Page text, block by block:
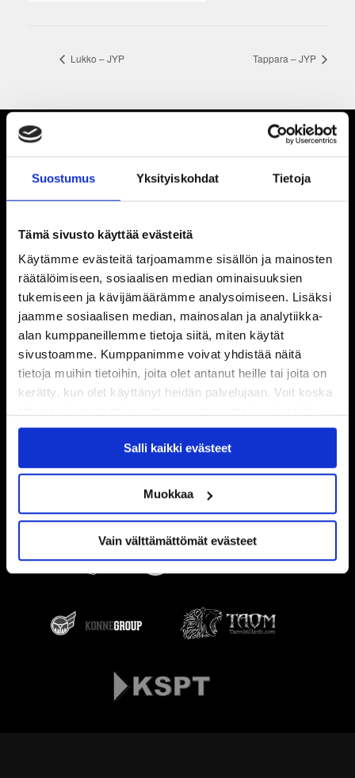
Suostumus Yksityiskohdat Tietoja
Tämä sivusto käyttää evästeitä
Käytämme evästeitä tarjoamamme sisällön ja mainosten
räätälöimiseen, sosiaalisen median ominaisuuksien
tukemiseen ja kävijämäärämme analysoimiseen. Lisäksi
jaamme sosiaalisen median, mainosalan ja analytiikka-
alan kumppaneillemme tietoja siitä, miten käytät
sivustoamme. Kumppanimme voivat yhdistää näitä
tietoja muihin tietoihin, joita olet antanut heille tai joita on
kerätty, kun olet käyttänyt heidän palvelujaan. Voit koska
käytöstäEvästeet-sivultamme.
Salli kaikki evästeet
Muokkaa
Vain välttämättömät evästeet
Lukko – JYP Tappara – JYP